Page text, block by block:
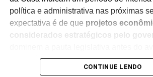
Redação Saiba+
política e administrativa nas próximas
expectativa é de que projetos
considerados estratégicos pelo
calendário eleitoral.
CONTINUE LENDO